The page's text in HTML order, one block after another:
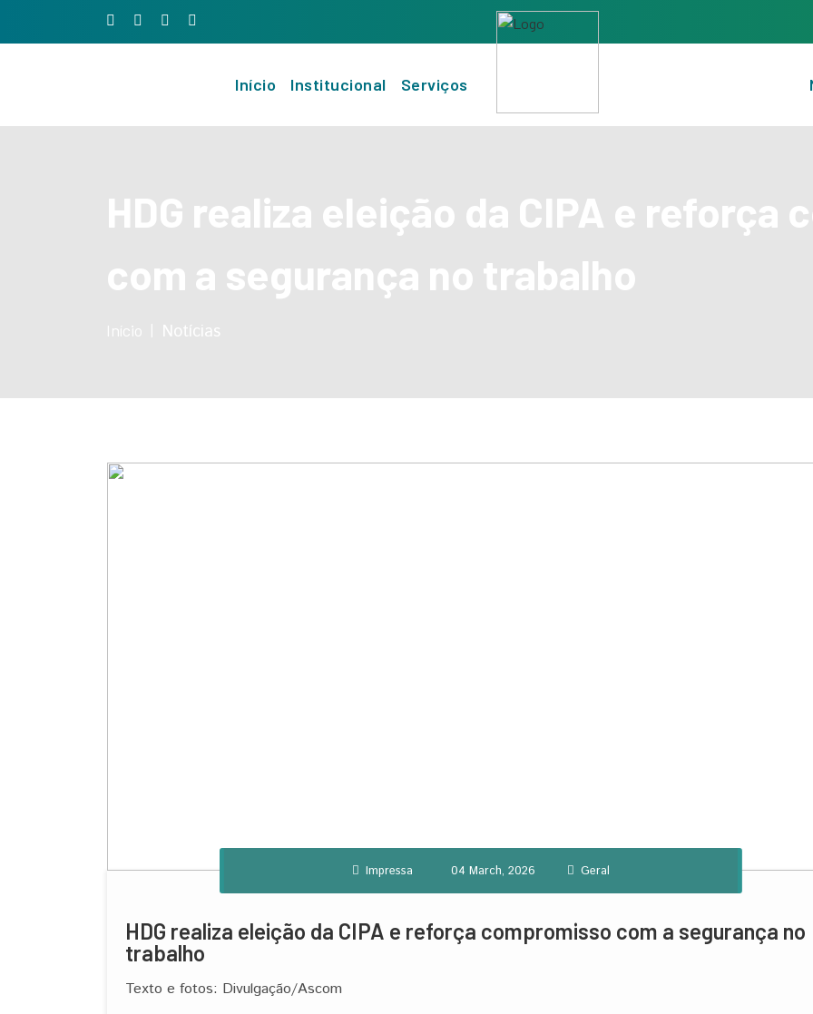
Início Institucional Serviços
HDG realiza eleição da CIPA e reforça
com a segurança no trabalho
Início Notícias
Impressa 04 March, 2026 Geral
HDG realiza eleição da CIPA e reforça compromisso com a segurança no
trabalho
Texto e fotos: Divulgação/Ascom